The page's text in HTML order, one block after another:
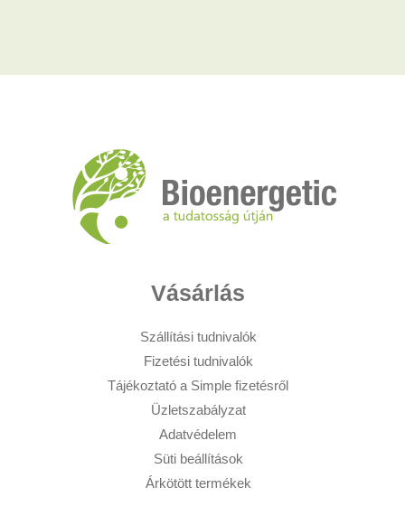
Vásárlás
Szállítási tudnivalók
Fizetési tudnivalók
Tájékoztató a Simple fizetésről
Üzletszabályzat
Adatvédelem
Süti beállítások
Árkötött termékek